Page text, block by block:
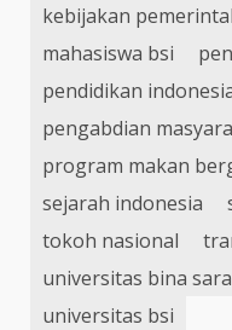
kebijakan
mahasiswa bsi
pendidikan
pengabdian
program makan
sejarah indonesia
tokoh nasional
universitas bina
universitas bsi